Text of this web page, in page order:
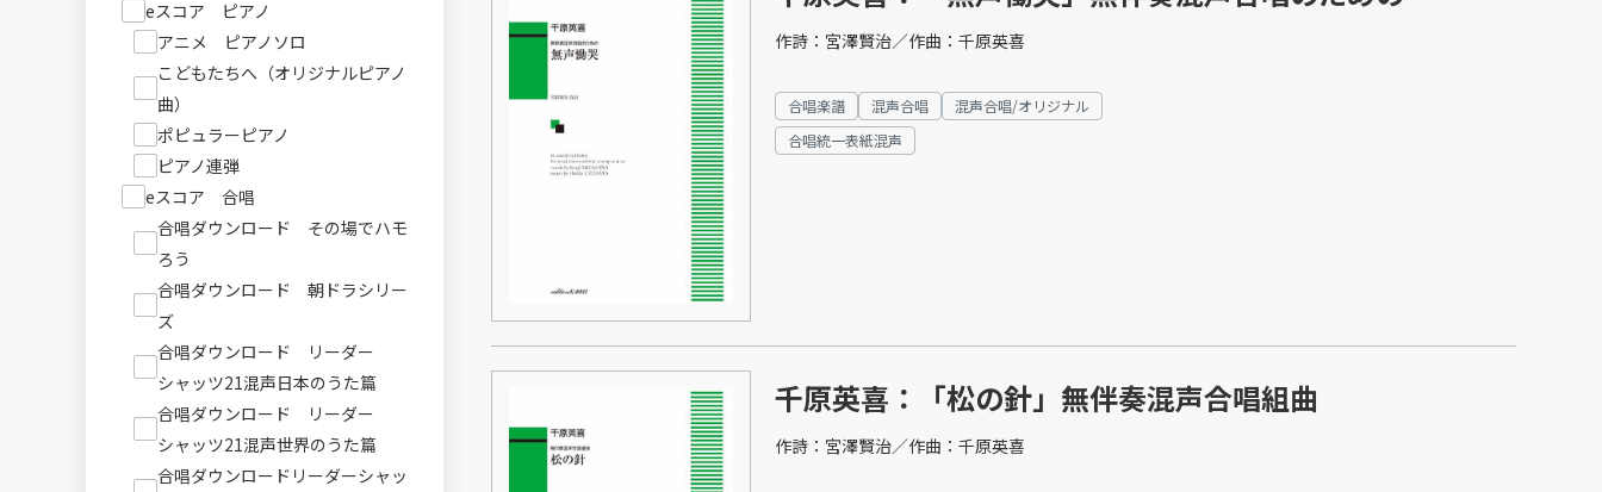
作詩：宮澤賢治／作曲：千原英喜
合唱楽譜 混声合唱
混声合唱/オリジナル
合唱統一表紙混声
千原英喜：「松の針」無伴奏混声合唱組曲
作詩：宮澤賢治／作曲：千原英喜
eスコア ピアノ
アニメ ピアノソロ
こどもたちへ（オリジナルピアノ
曲）
ポピュラーピアノ
ピアノ連弾
eスコア 合唱
合唱ダウンロード その場でハモ
ろう
合唱ダウンロード 朝ドラシリー
ズ
合唱ダウンロード リーダー
シャッツ21混声日本のうた篇
合唱ダウンロード リーダー
シャッツ21混声世界のうた篇
合唱ダウンロードリーダーシャッ